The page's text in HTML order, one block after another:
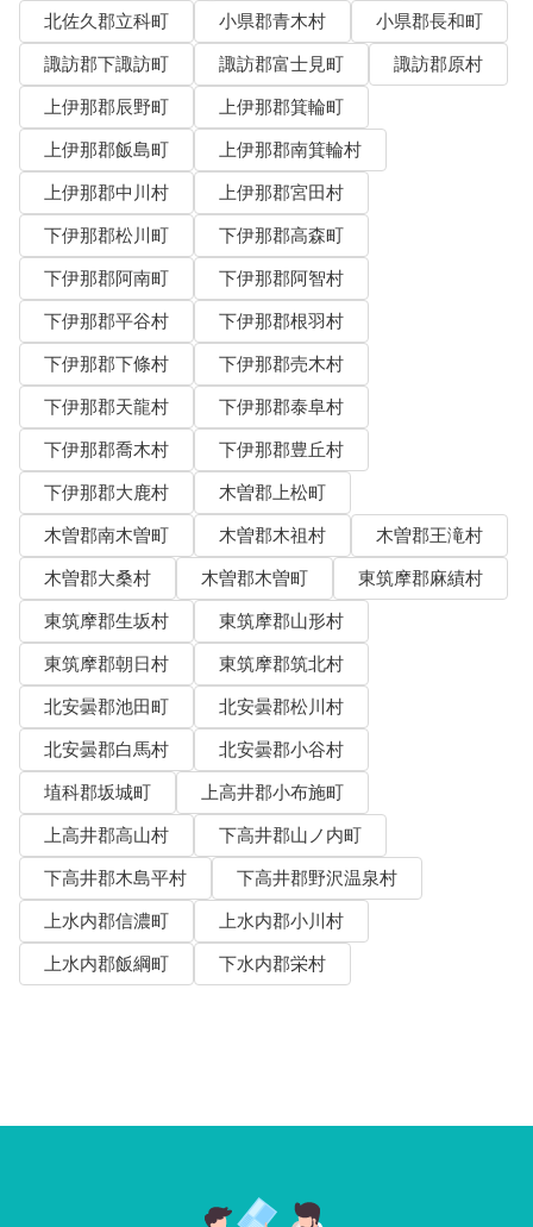
北佐久郡立科町
小県郡青木村
小県郡長和町
諏訪郡下諏訪町
諏訪郡富士見町
諏訪郡原村
上伊那郡辰野町
上伊那郡箕輪町
上伊那郡飯島町
上伊那郡南箕輪村
上伊那郡中川村
上伊那郡宮田村
下伊那郡松川町
下伊那郡高森町
下伊那郡阿南町
下伊那郡阿智村
下伊那郡平谷村
下伊那郡根羽村
下伊那郡下條村
下伊那郡売木村
下伊那郡天龍村
下伊那郡泰阜村
下伊那郡喬木村
下伊那郡豊丘村
下伊那郡大鹿村
木曽郡上松町
木曽郡南木曽町
木曽郡木祖村
木曽郡王滝村
木曽郡大桑村
木曽郡木曽町
東筑摩郡麻績村
東筑摩郡生坂村
東筑摩郡山形村
東筑摩郡朝日村
東筑摩郡筑北村
北安曇郡池田町
北安曇郡松川村
北安曇郡白馬村
北安曇郡小谷村
埴科郡坂城町
上高井郡小布施町
上高井郡高山村
下高井郡山ノ内町
下高井郡木島平村
下高井郡野沢温泉村
上水内郡信濃町
上水内郡小川村
上水内郡飯綱町
下水内郡栄村